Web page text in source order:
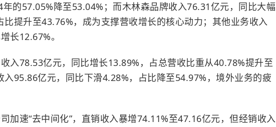
的57.05%降至53.04%；而木林森品牌收入76.31亿元，同比大幅
比提升至43.76%，成为支撑营收增长的核心动力；其他业务收入
长12.67%。
入78.53亿元，同比增长13.89%，占总营收比重从40.78%提升至
入95.86亿元，同比下滑4.28%，占比降至54.97%，境外业务的疲
加速“去中间化”，直销收入‌暴增74.11%至47.16亿元‌，但经销收入‌